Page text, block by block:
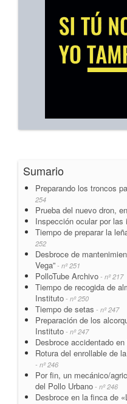
Sumario
Preparando los troncos
254
Prueba del nuevo dron,
Inspección ocular por
Tiempo de preparar la
252
Desbroce de
Vega” - nº 251
PolloTube Archivo - nº 217
Tiempo de recogida de
Instituto - nº 250
Tiempo de setas - nº 247
Preparación de los
Instituto - nº 247
Desbroce accidentado
Rotura del enrollable de
- nº 246
Por fin, un mecánico/
del Pollo Urbano - nº 246
Desbroce en la finca de